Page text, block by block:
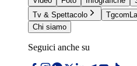
Tv & Spettacolo
Chi siamo
Seguici anche su